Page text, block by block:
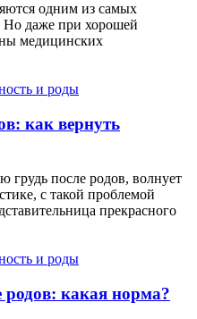
одним из самых
Но даже при хорошей
медицинских
и роды
как вернуть
грудь после родов, волнует
с такой проблемой
прекрасного
и роды
какая норма?